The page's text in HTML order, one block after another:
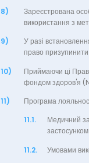
8)
Зареєстрована
використання з
9)
У разі
право призупинити
10)
Приймаючи ці
фондом здоров'я
11)
Програма
11.1.
Медичний
11.2.
Умовами